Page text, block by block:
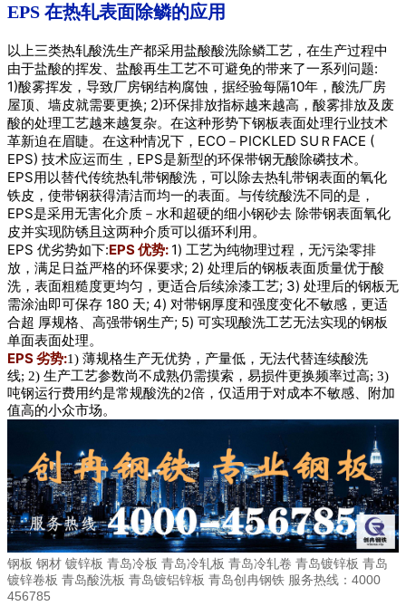
EPS 在热轧表面除鳞的应用
以上三类热轧酸洗生产都采用盐酸酸洗除鳞工艺，在生产过程中
由于盐酸的挥发、盐酸再生工艺不可避免的带来了一系列问题:
1)酸雾挥发，导致厂房钢结构腐蚀，据经验每隔10年，酸洗厂房
屋顶、墙皮就需要更换; 2)环保排放指标越来越高，酸雾排放及废
酸的处理工艺越来越复杂。 在这种形势下钢板表面处理行业技术
革新迫在眉睫。 在这种情况下，ECO－PICKLED SUＲFACE (
EPS) 技术应运而生，EPS是新型的环保带钢无酸除磷技术。
EPS用以替代传统热轧带钢酸洗，可以除去热轧带钢表面的氧化
铁皮，使带钢获得清洁而均一的表面。 与传统酸洗不同的是，
EPS是采用无害化介质－水和超硬的细小钢砂去 除带钢表面氧化
皮并实现防锈且这两种介质可以循环利用。
EPS 优劣势如下:EPS 优势: 1) 工艺为纯物理过程，无污染零排
放，满足日益严格的环保要求; 2) 处理后的钢板表面质量优于酸
洗，表面粗糙度更均匀，更适合后续涂漆工艺; 3) 处理后的钢板无
需涂油即可保存 180 天; 4) 对带钢厚度和强度变化不敏感，更适
合超 厚规格、高强带钢生产; 5) 可实现酸洗工艺无法实现的钢板
单面表面处理。
EPS 劣势:1) 薄规格生产无优势，产量低，无法代替连续酸洗
线; 2) 生产工艺参数尚不成熟仍需摸索，易损件更换频率过高; 3)
吨钢运行费用约是常规酸洗的2倍，仅适用于对成本不敏感、附加
值高的小众市场。
钢板 钢材 镀锌板 青岛冷板 青岛冷轧板 青岛冷轧卷 青岛镀锌板 青岛
镀锌卷板 青岛酸洗板 青岛镀铝锌板 青岛创冉钢铁 服务热线：4000
456785